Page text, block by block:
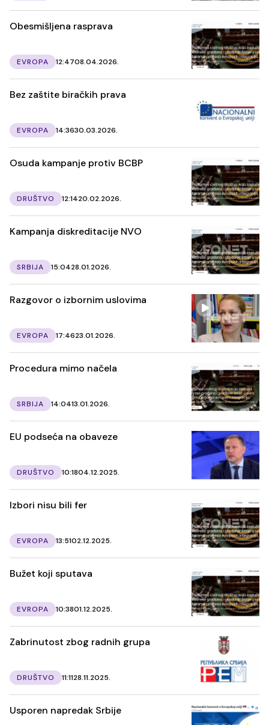
Obesmišljena rasprava
EVROPA 12:4708.04.2026.
Bez zaštite biračkih prava
EVROPA 14:3630.03.2026.
Osuda kampanje protiv BCBP
DRUŠTVO 12:1420.02.2026.
Kampanja diskreditacije NVO
SRBIJA 15:0428.01.2026.
Razgovor o izbornim uslovima
EVROPA 17:4623.01.2026.
Procedura mimo načela
SRBIJA 14:0413.01.2026.
EU podseća na obaveze
DRUŠTVO 10:1804.12.2025.
Izbori nisu bili fer
EVROPA 13:5102.12.2025.
Bužet koji sputava
EVROPA 10:3801.12.2025.
Zabrinutost zbog radnih grupa
DRUŠTVO 11:1128.11.2025.
Usporen napredak Srbije